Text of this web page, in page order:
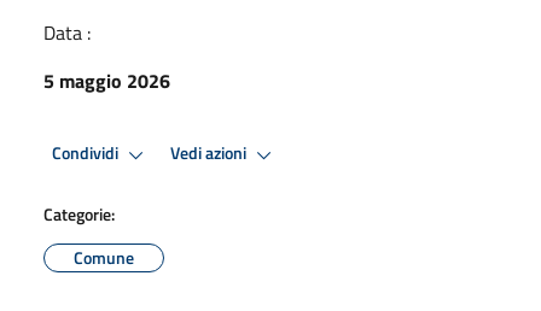
Data :
5 maggio 2026
Condividi Vedi azioni
Categorie:
Comune